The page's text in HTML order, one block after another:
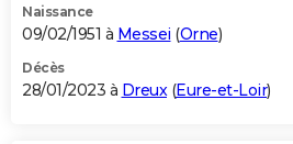
Naissance
09/02/1951 à Messei (Orne)
Décès
28/01/2023 à Dreux(Eure-et-Loir)